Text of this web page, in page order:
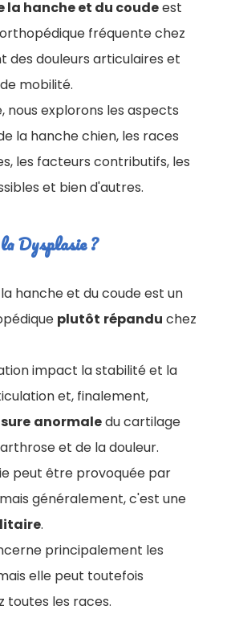
la hanche et du coudeest
fréquente chez
des douleurs articulaires et
mobilité.
nous explorons les aspects
la hanche chien, les races
les facteurs contributifs, les
et bien d'autres.
Dysplasie ?
hanche et du coude est un
plutôt répandu chez
impact la stabilité et la
et, finalement,
anormaledu cartilage
et de la douleur.
peut être provoquée par
généralement, c'est une
.
principalement les
elle peut toutefois
les races.